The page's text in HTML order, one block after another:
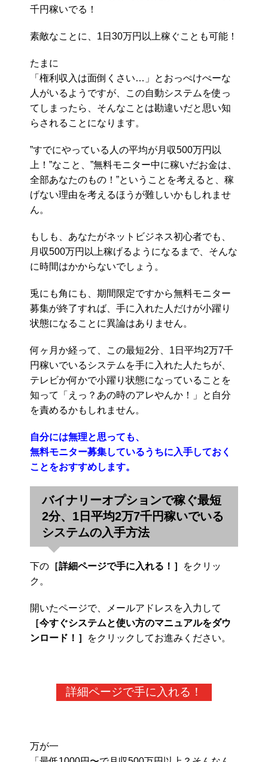
千円稼いでる！
素敵なことに、1日30万円以上稼ぐことも可能！
たまに
「権利収入は面倒くさい…」とおっぺけぺーな
人がいるようですが、この自動システムを使っ
てしまったら、そんなことは勘違いだと思い知
らされることになります。
”すでにやっている人の平均が月収500万円以
上！”なこと、”無料モニター中に稼いだお金は、
全部あなたのもの！”ということを考えると、稼
げない理由を考えるほうが難しいかもしれませ
ん。
もしも、あなたがネットビジネス初心者でも、
月収500万円以上稼げるようになるまで、そんな
に時間はかからないでしょう。
兎にも角にも、期間限定ですから無料モニター
募集が終了すれば、手に入れた人だけが小躍り
状態になることに異論はありません。
何ヶ月か経って、この最短2分、1日平均2万7千
円稼いでいるシステムを手に入れた人たちが、
テレビか何かで小躍り状態になっていることを
知って「えっ？あの時のアレやんか！」と自分
を責めるかもしれません。
自分には無理と思っても、
無料モニター募集しているうちに入手しておく
ことをおすすめします。
バイナリーオプションで稼ぐ最短
2分、1日平均2万7千円稼いでいる
システムの入手方法
下の ［詳細ページで手に入れる！］
をクリッ
ク。
開いたページで、メールアドレスを入力して
［今すぐシステムと使い方のマニュアルをダウ
ンロード！］
をクリックしてお進みください。
詳細ページで手に入れる！
万が一